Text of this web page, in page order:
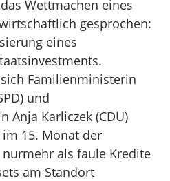
Wettmachen eines
gesprochen:
eines
Familienministerin
und
Anja Karliczek (CDU)
15. Monat der
als faule Kredite
am Standort